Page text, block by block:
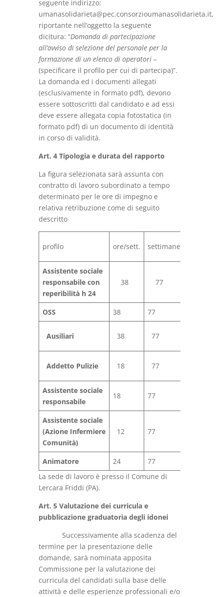
seguente indirizzo:
umanasolidarieta@pec.consorzioumanasolidarieta.it,
riportante nell’oggetto la seguente
dicitura: “Domanda di partecipazione
all’avviso di selezione del personale per la
formazione di un elenco di operatori –
(specificare il profilo per cui di partecipa)”.
La domanda ed i documenti allegati
(esclusivamente in formato pdf), devono
essere sottoscritti dal candidato e ad essi
deve essere allegata copia fotostatica (in
formato pdf) di un documento di identità
in corso di validità.
Art. 4 Tipologia e durata del rapporto
La figura selezionata sarà assunta con
contratto di lavoro subordinato a tempo
determinato per le ore di impegno e
relativa retribuzione come di seguito
descritto
profilo ore/sett. settimane
Assistente sociale
responsabile con
reperibilità h 24
38 77
OSS 38 77
Ausiliari 38 77
Addetto Pulizie 18 77
Assistente sociale
responsabile
18 77
Assistente sociale
(Azione Infermiere
Comunità)
12 77
Animatore 24 77
La sede di lavoro è presso il Comune di
Lercara Friddi (PA).
Art. 5 Valutazione dei curricula e
pubblicazione graduatoria degli idonei
Successivamente alla scadenza del
termine per la presentazione delle
domande, sarà nominata apposita
Commissione per la valutazione dei
curricula del candidati sulla base delle
attività e delle esperienze professionali e/o